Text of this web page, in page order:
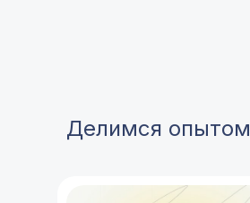
Делимся опытом